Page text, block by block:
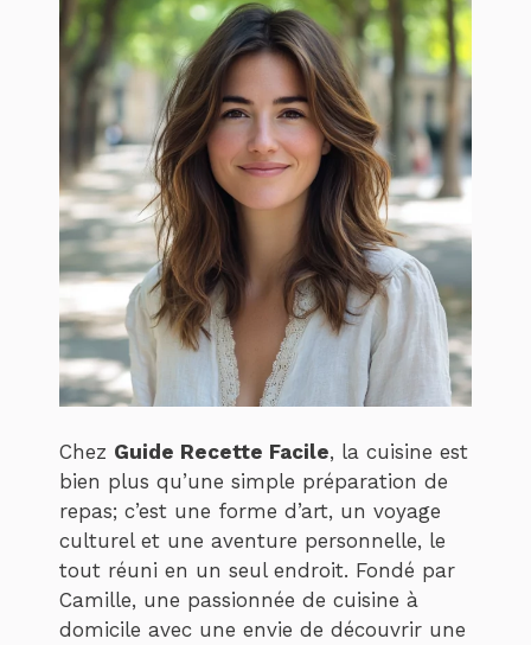
Chez Guide Recette Facile, la cuisine est
bien plus qu’une simple préparation de
repas; c’est une forme d’art, un voyage
culturel et une aventure personnelle, le
tout réuni en un seul endroit. Fondé par
Camille, une passionnée de cuisine à
domicile avec une envie de découvrir une